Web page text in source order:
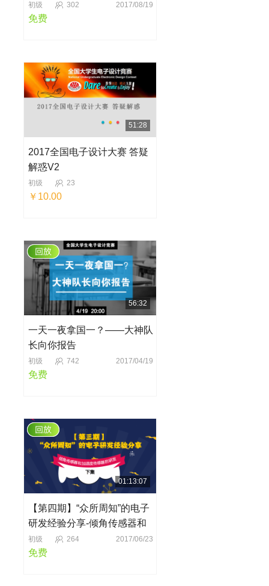
初级 302 2017/08/19
免费
51:28
2017全国电子设计大赛 答疑
解惑V2
初级 23
￥10.00
56:32
一天一夜拿国一？——大神队
长向你报告
初级 742 2017/04/19
免费
01:13:07
【第四期】“众所周知”的电子
研发经验分享-倾角传感器和
加速度传感器的研发（下）
初级 264 2017/06/23
免费